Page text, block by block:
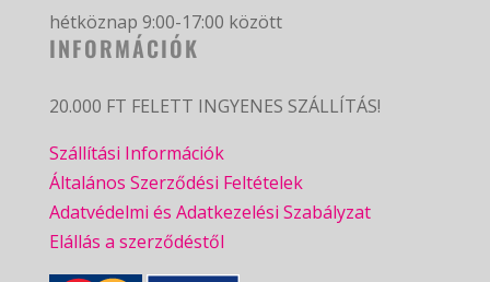
hétköznap 9:00-17:00 között
INFORMÁCIÓK
20.000 FT FELETT INGYENES SZÁLLÍTÁS!
Szállítási Információk
Általános Szerződési Feltételek
Adatvédelmi és Adatkezelési Szabályzat
Elállás a szerződéstől